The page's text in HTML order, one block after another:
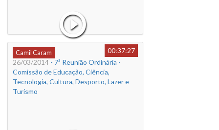
Camil Caram
00:37:27
26/03/2014 - 7ª Reunião Ordinária -
Comissão de Educação, Ciência,
Tecnologia, Cultura, Desporto, Lazer e
Turismo